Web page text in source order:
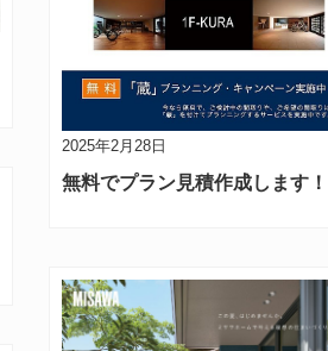
2025年2月28日
無料でプラン見積作成します！